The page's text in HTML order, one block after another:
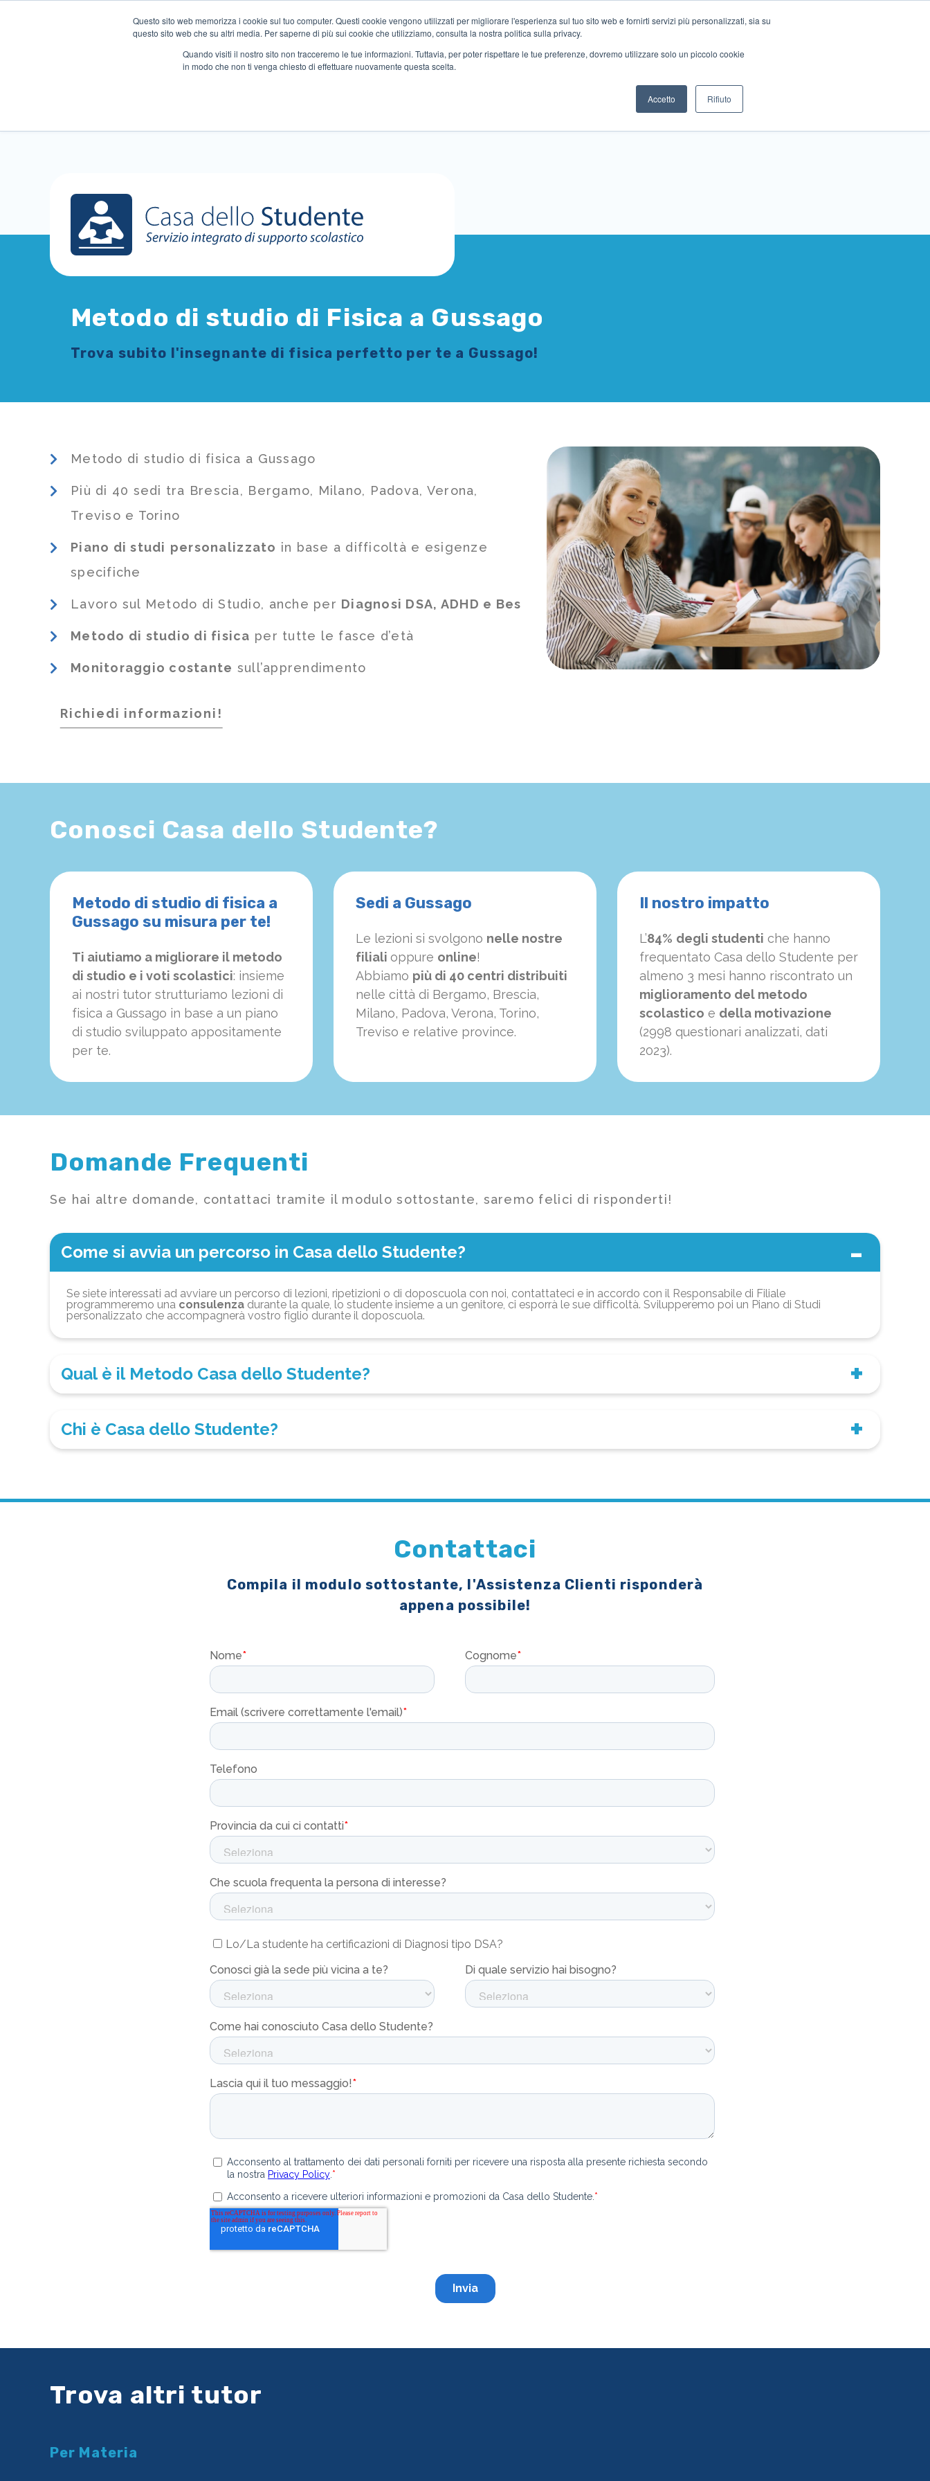
Questo sito web memorizza i cookie sul tuo computer. Questi cookie vengono utilizzati per migliorare l'esperienza sul tuo sito web e fornirti servizi più personalizzati, sia su
questo sito web che su altri media. Per saperne di più sui cookie che utilizziamo, consulta la nostra politica sulla privacy.
Quando visiti il ​​nostro sito non tracceremo le tue informazioni. Tuttavia, per poter rispettare le tue preferenze, dovremo utilizzare solo un piccolo cookie
in modo che non ti venga chiesto di effettuare nuovamente questa scelta.
Accetto Rifiuto
Metodo di studio di Fisica a Gussago
Trova subito l'insegnante di fisica perfetto per te a Gussago!
Metodo di studio di fisica a Gussago
Più di 40 sedi tra Brescia, Bergamo, Milano, Padova, Verona,
Treviso e Torino
Piano di studi personalizzato in base a difficoltà e esigenze
specifiche
Lavoro sul Metodo di Studio, anche per Diagnosi DSA, ADHD e Bes
Metodo di studio di fisica per tutte le fasce d’età
Monitoraggio costante sull’apprendimento
Richiedi informazioni!
Conosci Casa dello Studente?
Metodo di studio di fisica a
Gussago su misura per te!
Ti aiutiamo a migliorare il metodo
di studio e i voti scolastici: insieme
ai nostri tutor strutturiamo lezioni di
fisica a Gussago in base a un piano
di studio sviluppato appositamente
per te.
Sedi a Gussago
Le lezioni si svolgono nelle nostre
filiali oppure online!
Abbiamo più di 40 centri distribuiti
nelle città di Bergamo, Brescia,
Milano, Padova, Verona, Torino,
Treviso e relative province.
Il nostro impatto
L’84% degli studenti che hanno
frequentato Casa dello Studente per
almeno 3 mesi hanno riscontrato un
miglioramento del metodo
scolastico e della motivazione
(2998 questionari analizzati, dati
2023).
Domande Frequenti
Se hai altre domande, contattaci tramite il modulo sottostante, saremo felici di risponderti!
Come si avvia un percorso in Casa dello Studente?
Se siete interessati ad avviare un percorso di lezioni, ripetizioni o di doposcuola con noi, contattateci e in accordo con il Responsabile di Filiale
programmeremo una consulenza durante la quale, lo studente insieme a un genitore, ci esporrà le sue difficoltà. Svilupperemo poi un Piano di Studi
personalizzato che accompagnerà vostro figlio durante il doposcuola.
Qual è il Metodo Casa dello Studente?
Chi è Casa dello Studente?
Contattaci
Compila il modulo sottostante, l'Assistenza Clienti risponderà
appena possibile!
Trova altri tutor
Per Materia